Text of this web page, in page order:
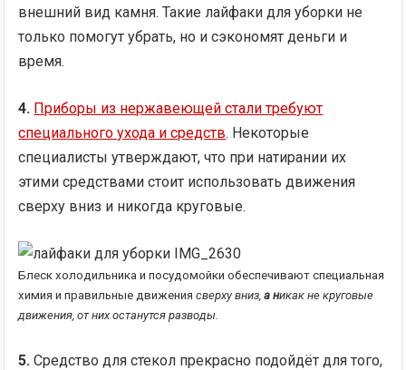
внешний вид камня. Такие лайфаки для уборки не
только помогут убрать, но и сэкономят деньги и
время.
4. Приборы из нержавеющей стали требуют
специального ухода и средств. Некоторые
специалисты утверждают, что при натирании их
этими средствами стоит использовать движения
сверху вниз и никогда круговые.
Блеск холодильника и посудомойки обеспечивают специальная
химия и правильные движения сверху вниз,а никак не круговые
движения, от них останутся разводы.
5.Средство для стекол прекрасно подойдёт для того,